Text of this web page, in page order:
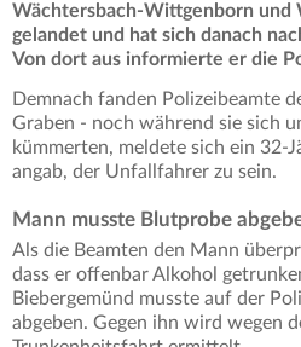
Wächtersbach-Wittgenborn und
gelandet und hat sich danach
Von dort aus informierte er die
Demnach fanden Polizeibeamte
Graben - noch während sie sich
kümmerten, meldete sich ein 32-
angab, der Unfallfahrer zu sein.
Mann musste Blutprobe
Als die Beamten den Mann
dass er offenbar Alkohol
Biebergemünd musste auf der
abgeben. Gegen ihn wird wegen